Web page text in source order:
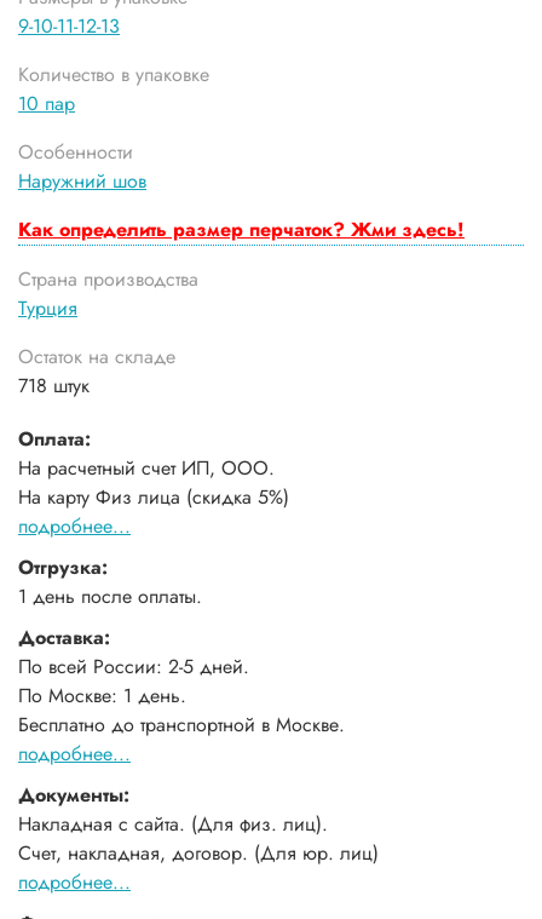
9-10-11-12-13
Количество в упаковке
10 пар
Особенности
Наружний шов
Как определить размер перчаток? Жми здесь!
Страна производства
Турция
Остаток на складе
718 штук
Оплата:
На расчетный счет ИП, ООО.
На карту Физ лица (скидка 5%)
подробнее...
Отгрузка:
1 день после оплаты.
Доставка:
По всей России: 2-5 дней.
По Москве: 1 день.
Бесплатно до транспортной в Москве.
подробнее...
Документы:
Накладная с сайта. (Для физ. лиц).
Счет, накладная, договор. (Для юр. лиц)
подробнее...